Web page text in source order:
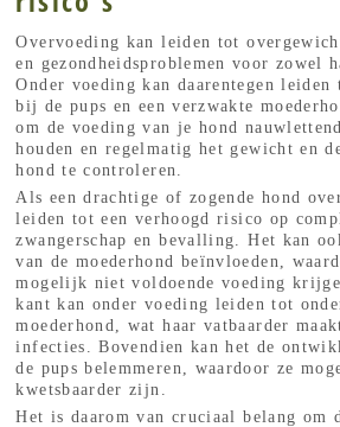
Overvoeding kan leiden tot
en gezondheidsproblemen voor zowel
Onder voeding kan daarentegen leiden
bij de pups en een verzwakte
om de voeding van je hond
houden en regelmatig het gewicht en
hond te controleren.
Als een drachtige of zogende hond
leiden tot een verhoogd risico op
zwangerschap en bevalling. Het kan
van de moederhond beïnvloeden,
mogelijk niet voldoende voeding
kant kan onder voeding leiden tot
moederhond, wat haar vatbaarder
infecties. Bovendien kan het de
de pups belemmeren, waardoor ze
kwetsbaarder zijn.
Het is daarom van cruciaal belang om